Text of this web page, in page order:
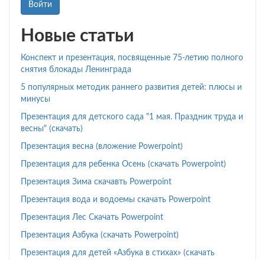
Войти
Новые статьи
Конспект и презентация, посвященные 75-летию полного
снятия блокады Ленинграда
5 популярных методик раннего развития детей: плюсы и
минусы
Презентация для детского сада "1 мая. Праздник труда и
весны" (скачать)
Презентация весна (вложение Powerpoint)
Презентация для ребенка Осень (скачать Powerpoint)
Презентация Зима скачавть Powerpoint
Презентация вода и водоемы скачать Powerpoint
Презентация Лес Скачать Powerpoint
Презентация Азбука (скачать Powerpoint)
Презентация для детей «Азбука в стихах» (скачать